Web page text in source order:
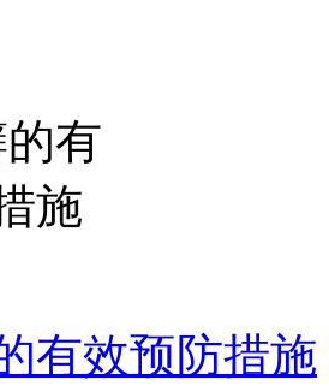
有效预防措施